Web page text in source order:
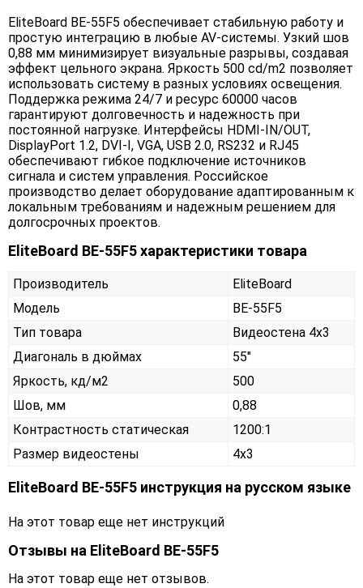
EliteBoard BE-55F5 обеспечивает стабильную работу и
простую интеграцию в любые AV-системы. Узкий шов
0,88 мм минимизирует визуальные разрывы, создавая
эффект цельного экрана. Яркость 500 cd/m2 позволяет
использовать систему в разных условиях освещения.
Поддержка режима 24/7 и ресурс 60000 часов
гарантируют долговечность и надежность при
постоянной нагрузке. Интерфейсы HDMI-IN/OUT,
DisplayPort 1.2, DVI-I, VGA, USB 2.0, RS232 и RJ45
обеспечивают гибкое подключение источников
сигнала и систем управления. Российское
производство делает оборудование адаптированным к
локальным требованиям и надежным решением для
долгосрочных проектов.
EliteBoard BE-55F5 характеристики товара
Производитель
EliteBoard
Модель
BE-55F5
Тип товара
Видеостена 4х3
Диагональ в дюймах
55"
Яркость, кд/м2
500
Шов, мм
0,88
Контрастность статическая
1200:1
Размер видеостены
4x3
EliteBoard BE-55F5 инструкция на русском языке
На этот товар еще нет инструкций
Отзывы на EliteBoard BE-55F5
На этот товар еще нет отзывов.